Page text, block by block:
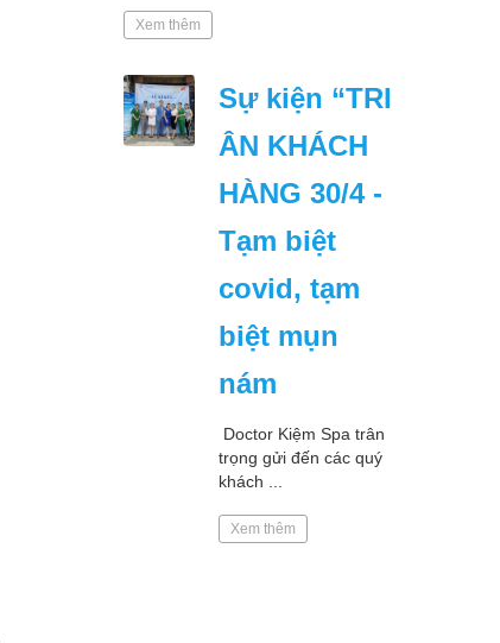
Xem thêm
Sự kiện “TRI
ÂN KHÁCH
HÀNG 30/4 -
Tạm biệt
covid, tạm
biệt mụn
nám
Doctor Kiệm Spa trân
trọng gửi đến các quý
khách ...
Xem thêm